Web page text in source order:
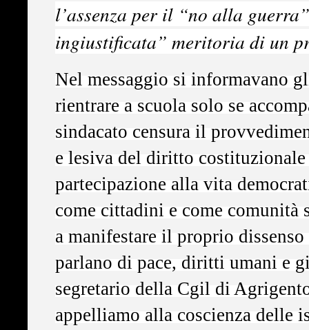
l’assenza per il “no alla
ingiustificata” meritoria di un
Nel messaggio si informavano
rientrare a scuola solo se
sindacato censura il
e lesiva del diritto
partecipazione alla vita
come cittadini e come
a manifestare il proprio
parlano di pace, diritti umani e
segretario della Cgil di
appelliamo alla coscienza delle